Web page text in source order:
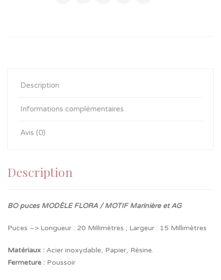
Description
Informations complémentaires
Avis (0)
Description
BO puces MODÈLE FLORA / MOTIF Marinière et AG
Puces –> Longueur : 20 Millimètres ; Largeur : 15 Millimètres
Matériaux : Acier inoxydable, Papier, Résine.
Fermeture : Poussoir